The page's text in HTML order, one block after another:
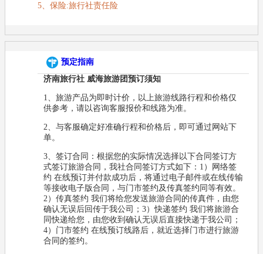
5、保险:旅行社责任险
预定指南
济南旅行社 威海旅游团预订须知
1、旅游产品为即时计价，以上旅游线路行程和价格仅
供参考，请以咨询客服报价和线路为准。
2、与客服确定好准确行程和价格后，即可通过网站下
单。
3、签订合同：根据您的实际情况选择以下合同签订方
式签订旅游合同，我社合同签订方式如下：1）网络签
约 在线预订并付款成功后，将通过电子邮件或在线传输
等接收电子版合同，与门市签约及传真签约同等有效。
2）传真签约 我们将给您发送旅游合同的传真件，由您
确认无误后回传于我公司；3）快递签约 我们将旅游合
同快递给您，由您收到确认无误后直接快递于我公司；
4）门市签约 在线预订线路后，就近选择门市进行旅游
合同的签约。